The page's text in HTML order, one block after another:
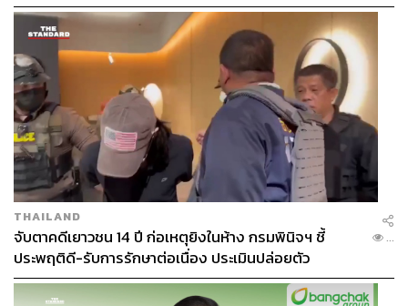
THAILAND
จับตาคดีเยาวชน 14 ปี ก่อเหตุยิงในห้าง กรมพินิจฯ ชี้
ประพฤติดี-รับการรักษาต่อเนื่อง ประเมินปล่อยตัว
...